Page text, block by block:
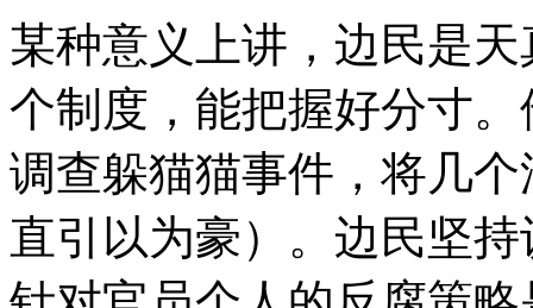
某种意义上讲，边民是
个制度，能把握好分寸
调查躲猫猫事件，将几
直引以为豪）。边民坚